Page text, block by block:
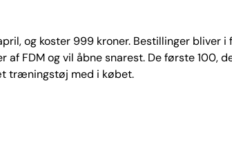
og koster 999 kroner. Bestillinger bliver i
af FDM og vil åbne snarest. De første 100,
træningstøj med i købet.